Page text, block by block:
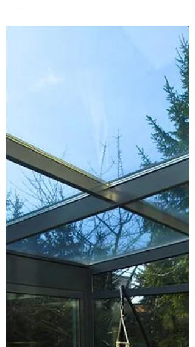
Jak dbać o ogród zimowy?
Jak dbać o ogród zimowy? Sprawdź
praktyczne porady dotyczące czyszczenia
szyb, pielęgnacji roślin, konserwacji
konstrukcji i ochrony przed wilgocią.
Dowiedz się, jak przedłużyć trwałość ogrodu
zimowego i uniknąć najczęstszych
problemów.